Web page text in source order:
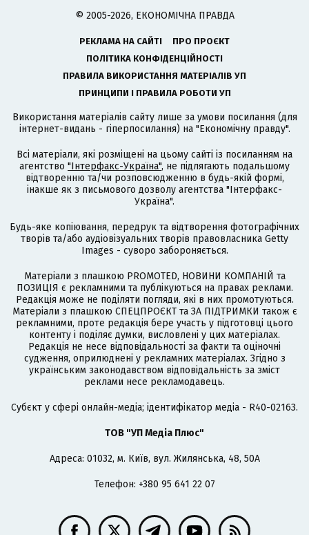
© 2005-2026, ЕКОНОМІЧНА ПРАВДА
РЕКЛАМА НА САЙТІ
ПРО ПРОЄКТ
ПОЛІТИКА КОНФІДЕНЦІЙНОСТІ
ПРАВИЛА ВИКОРИСТАННЯ МАТЕРІАЛІВ УП
ПРИНЦИПИ І ПРАВИЛА РОБОТИ УП
Використання матеріалів сайту лише за умови посилання (для
інтернет-видань - гіперпосилання) на "Економічну правду".
Всі матеріали, які розміщені на цьому сайті із посиланням на
агентство "Інтерфакс-Україна", не підлягають подальшому
відтворенню та/чи розповсюдженню в будь-якій формі,
інакше як з письмового дозволу агентства "Інтерфакс-
Україна".
Будь-яке копіювання, передрук та відтворення фотографічних
творів та/або аудіовізуальних творів правовласника Getty
Images - суворо забороняється.
Матеріали з плашкою PROMOTED, НОВИНИ КОМПАНІЙ та
ПОЗИЦІЯ є рекламними та публікуються на правах реклами.
Редакція може не поділяти погляди, які в них промотуються.
Матеріали з плашкою СПЕЦПРОЄКТ та ЗА ПІДТРИМКИ також є
рекламними, проте редакція бере участь у підготовці цього
контенту і поділяє думки, висловлені у цих матеріалах.
Редакція не несе відповідальності за факти та оціночні
судження, оприлюднені у рекламних матеріалах. Згідно з
українським законодавством відповідальність за зміст
реклами несе рекламодавець.
Cубєкт у сфері онлайн-медіа; ідентифікатор медіа - R40-02163.
ТОВ "УП Медіа Плюс"
Адреса: 01032, м. Київ, вул. Жилянська, 48, 50А
Телефон: +380 95 641 22 07